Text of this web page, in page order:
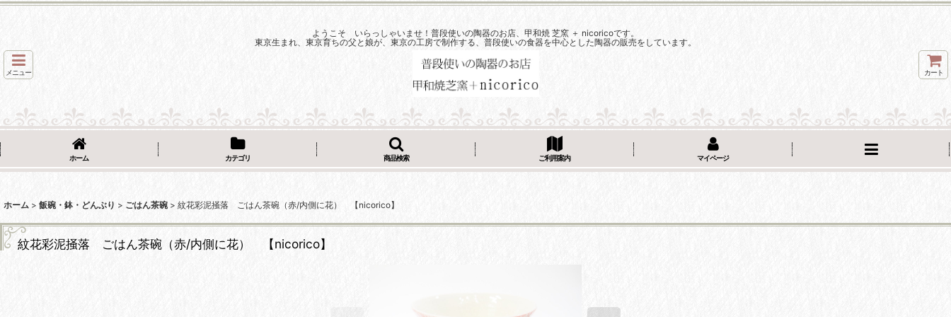
ようこそ いらっしゃいませ！普段使いの陶器のお店、甲和焼 芝窯 ＋ nicoricoです。
東京生まれ、東京育ちの父と娘が、東京の工房で制作する、普段使いの食器を中心とした陶器の販売をしています。
メニュー カート
ホーム カテゴリ 商品検索 ご利用案内 マイページ
ホーム > 飯碗・鉢・どんぶり > ごはん茶碗 > 紋花彩泥掻落 ごはん茶碗（赤/内側に花） 【nicorico】
紋花彩泥掻落 ごはん茶碗（赤/内側に花） 【nicorico】